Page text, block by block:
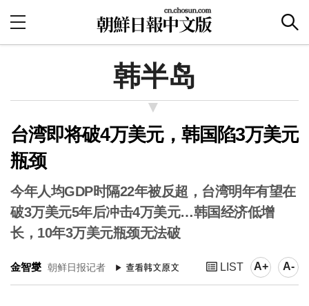
韩半岛
台湾即将破4万美元，韩国陷3万美元
瓶颈
今年人均GDP时隔22年被反超，台湾明年有望在
破3万美元5年后冲击4万美元…韩国经济低增
长，10年3万美元瓶颈无法破
金智燮 朝鲜日报记者 LIST A+ A-